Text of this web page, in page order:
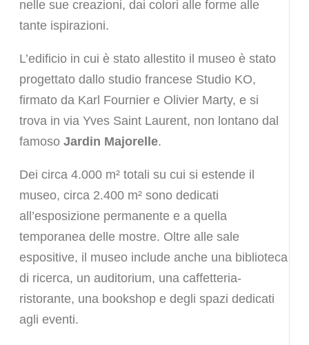
nelle sue creazioni, dai colori alle forme alle
tante ispirazioni.
L’edificio in cui è stato allestito il museo è stato
progettato dallo studio francese Studio KO,
firmato da Karl Fournier e Olivier Marty, e si
trova in via Yves Saint Laurent, non lontano dal
famoso Jardin Majorelle.
Dei circa 4.000 m² totali su cui si estende il
museo, circa 2.400 m² sono dedicati
all’esposizione permanente e a quella
temporanea delle mostre. Oltre alle sale
espositive, il museo include anche una biblioteca
di ricerca, un auditorium, una caffetteria-
ristorante, una bookshop e degli spazi dedicati
agli eventi.